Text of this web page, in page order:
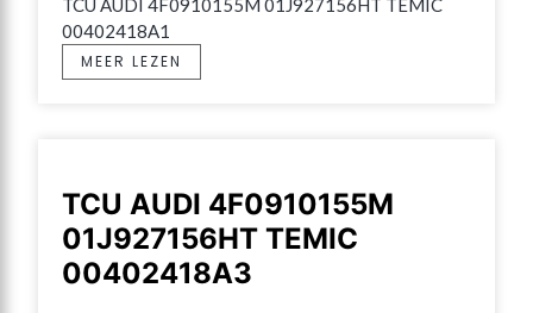
TCU AUDI 4F0910155M 01J927156HT TEMIC
00402418A1
MEER LEZEN
TCU AUDI 4F0910155M
01J927156HT TEMIC
00402418A3